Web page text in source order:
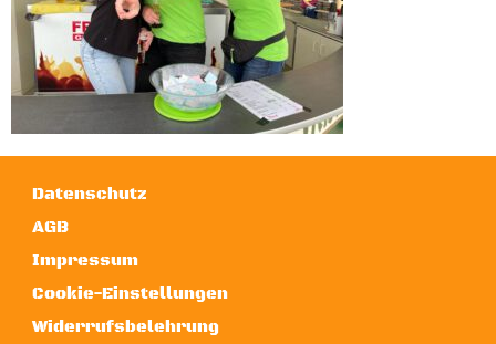
Datenschutz
AGB
Impressum
Cookie-Einstellungen
Widerrufsbelehrung